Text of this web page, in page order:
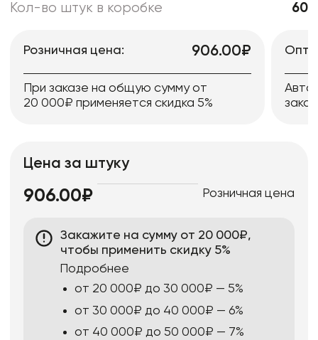
Кол-во штук в коробке 60
Розничная цена: 906.00₽
При заказе на общую сумму от
20 000₽ применяется скидка 5%
Цена за штуку
906.00₽ Розничная цена
Закажите на сумму от 20 000₽,
чтобы применить скидку 5%
Подробнее
от 20 000₽ до 30 000₽ — 5%
от 30 000₽ до 40 000₽ — 6%
от 40 000₽ до 50 000₽ — 7%